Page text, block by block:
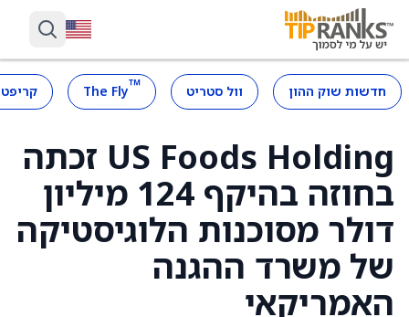
חדשות שוק ההון וול סטריט ™
The Fly
US Foods Holding זכתה
בחוזה בהיקף 124 מיליון
דולר מסוכנות הלוגיסטיקה
של משרד ההגנה
האמריקאי